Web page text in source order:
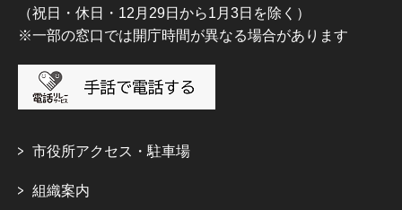
（祝日・休日・12月29日から1月3日を除く）
※一部の窓口では開庁時間が異なる場合があります
市役所アクセス・駐車場
組織案内